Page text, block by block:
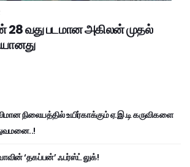
28 வது படமான அகிலன் முதல்
நிலையத்தில் உயிர்காக்கும் ஏ.இ.டி கருவிகளை
‘தகப்பன்’ ஃபர்ஸ்ட் லுக்!